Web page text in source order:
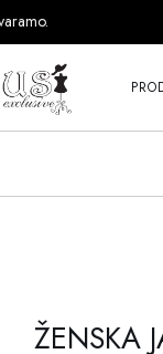
ŽENSKA